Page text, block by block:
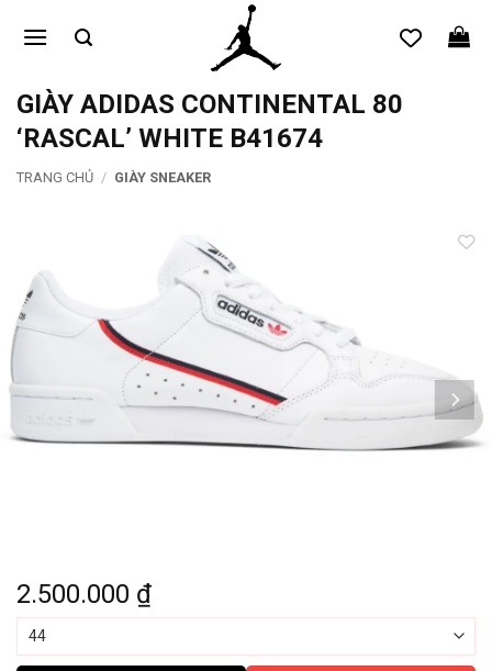
qua
dungGIÀY ADIDAS CONTINENTAL 80
‘RASCAL’ WHITE B41674
TRANG CHỦ / GIÀY SNEAKER
2.500.000 ₫